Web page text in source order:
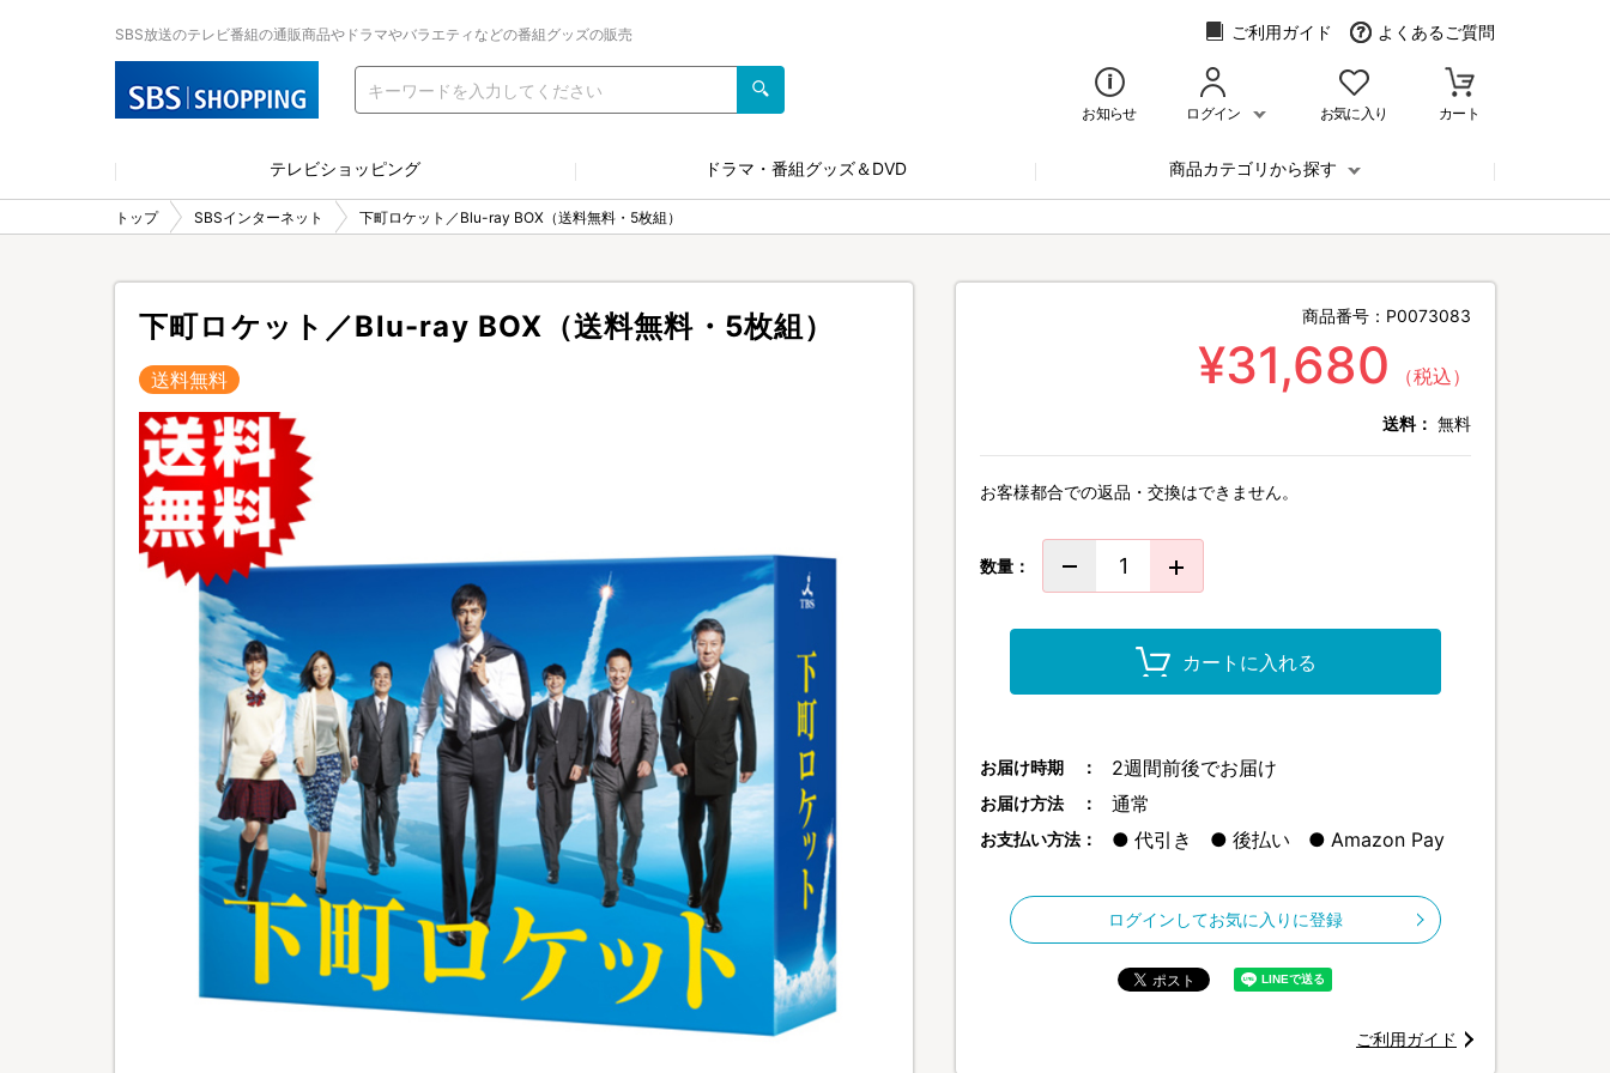
SBS放送のテレビ番組の通販商品やドラマやバラエティなどの番組グッズの販売 ご利用ガイド よくあるご質問
お知らせ ログイン お気に入り カート
テレビショッピング ドラマ・番組グッズ＆DVD 商品カテゴリから探す
トップ SBSインターネット 下町ロケット／Blu-ray BOX（送料無料・5枚組）
下町ロケット／Blu-ray BOX（送料無料・5枚組）
送料無料
商品番号： P0073083
¥31,680 （税込）
送料： 無料
お客様都合での返品・交換はできません。
数量：
カートに入れる
お届け時期 ： 2週間前後でお届け
お届け方法 ： 通常
お支払い方法： 代引き 後払い Amazon Pay
ログインしてお気に入りに登録
ご利用ガイド